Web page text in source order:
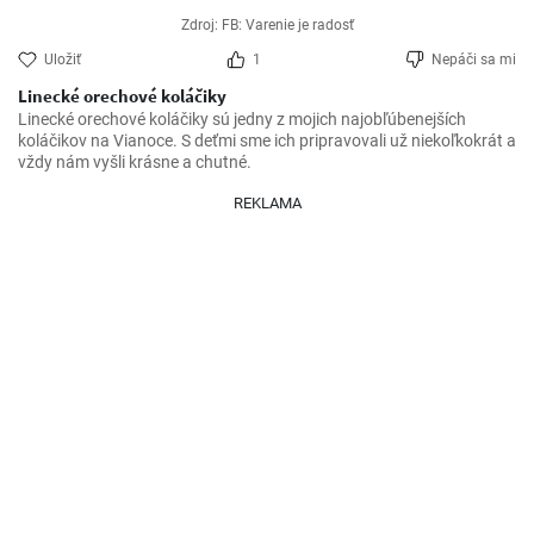
Zdroj: FB: Varenie je radosť
Uložiť 1 Nepáči sa mi
Linecké orechové koláčiky
Linecké orechové koláčiky sú jedny z mojich najobľúbenejších
koláčikov na Vianoce. S deťmi sme ich pripravovali už niekoľkokrát a
vždy nám vyšli krásne a chutné.
REKLAMA